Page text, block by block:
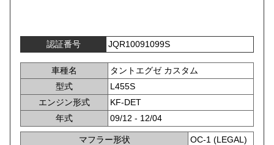
認証番号 JQR10091099S
車種名
タントエグゼ カスタム
型式
L455S
エンジン形式
KF-DET
年式
09/12 - 12/04
マフラー形状
OC-1 (LEGAL)